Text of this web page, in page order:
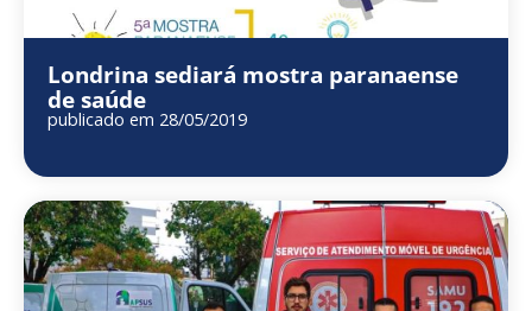
Londrina sediará mostra paranaense
de saúde
publicado em 28/05/2019